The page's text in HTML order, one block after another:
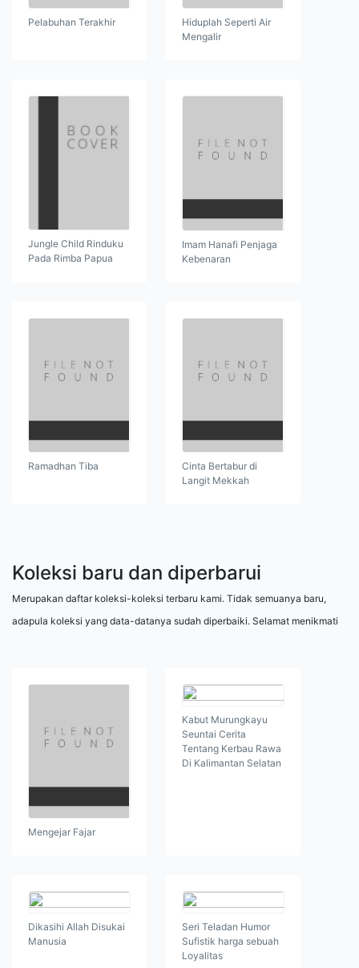
Pelabuhan Terakhir
Hiduplah Seperti Air
Mengalir
Jungle Child Rinduku
Pada Rimba Papua
Imam Hanafi Penjaga
Kebenaran
Ramadhan Tiba
Cinta Bertabur di
Langit Mekkah
Koleksi baru dan diperbarui
Merupakan daftar koleksi-koleksi terbaru kami. Tidak semuanya baru,
adapula koleksi yang data-datanya sudah diperbaiki. Selamat menikmati
Mengejar Fajar
Kabut Murungkayu
Seuntai Cerita
Tentang Kerbau Rawa
Di Kalimantan Selatan
Dikasihi Allah Disukai
Manusia
Seri Teladan Humor
Sufistik harga sebuah
Loyalitas